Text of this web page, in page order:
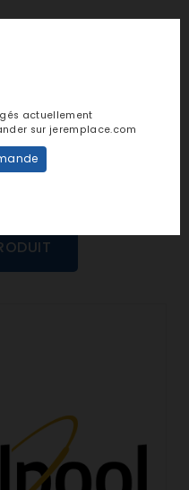
actuellement
sur jeremplace.com